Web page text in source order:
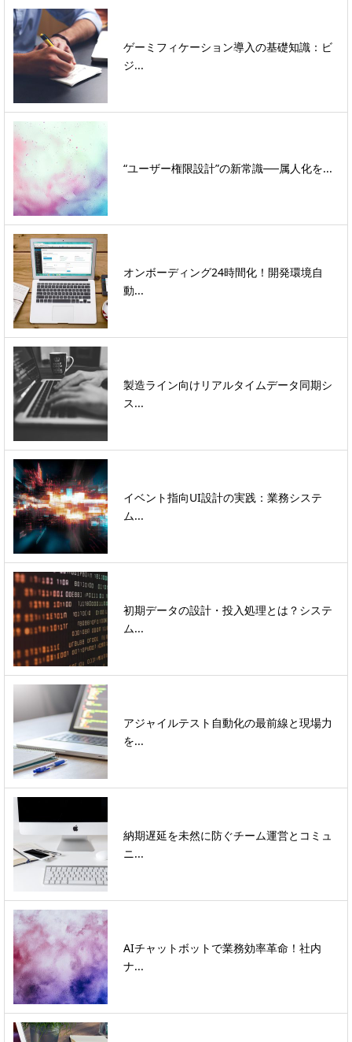
ゲーミフィケーション導入の基礎知識：ビ
ジ...
“ユーザー権限設計”の新常識──属人化を...
オンボーディング24時間化！開発環境自
動...
製造ライン向けリアルタイムデータ同期シ
ス...
イベント指向UI設計の実践：業務システ
ム...
初期データの設計・投入処理とは？システ
ム...
アジャイルテスト自動化の最前線と現場力
を...
納期遅延を未然に防ぐチーム運営とコミュ
ニ...
AIチャットボットで業務効率革命！社内
ナ...